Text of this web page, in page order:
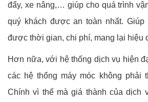
đẩy, xe nâng,… giúp cho quá trình
quý khách được an toàn nhất. Giúp
được thời gian, chi phí, mang lại hiệu
Hơn nữa, với hệ thống dịch vụ hiện
các hệ thống máy móc không phải
Chính vì thế mà giá thành của dịch